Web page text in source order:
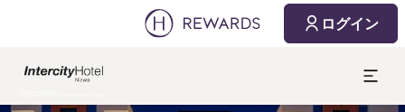
ログイン
2026/08/09